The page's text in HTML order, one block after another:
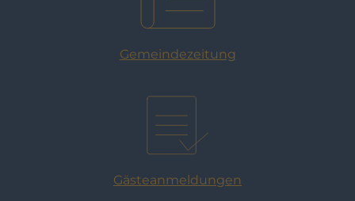
Gemeindezeitung
Gästeanmeldungen